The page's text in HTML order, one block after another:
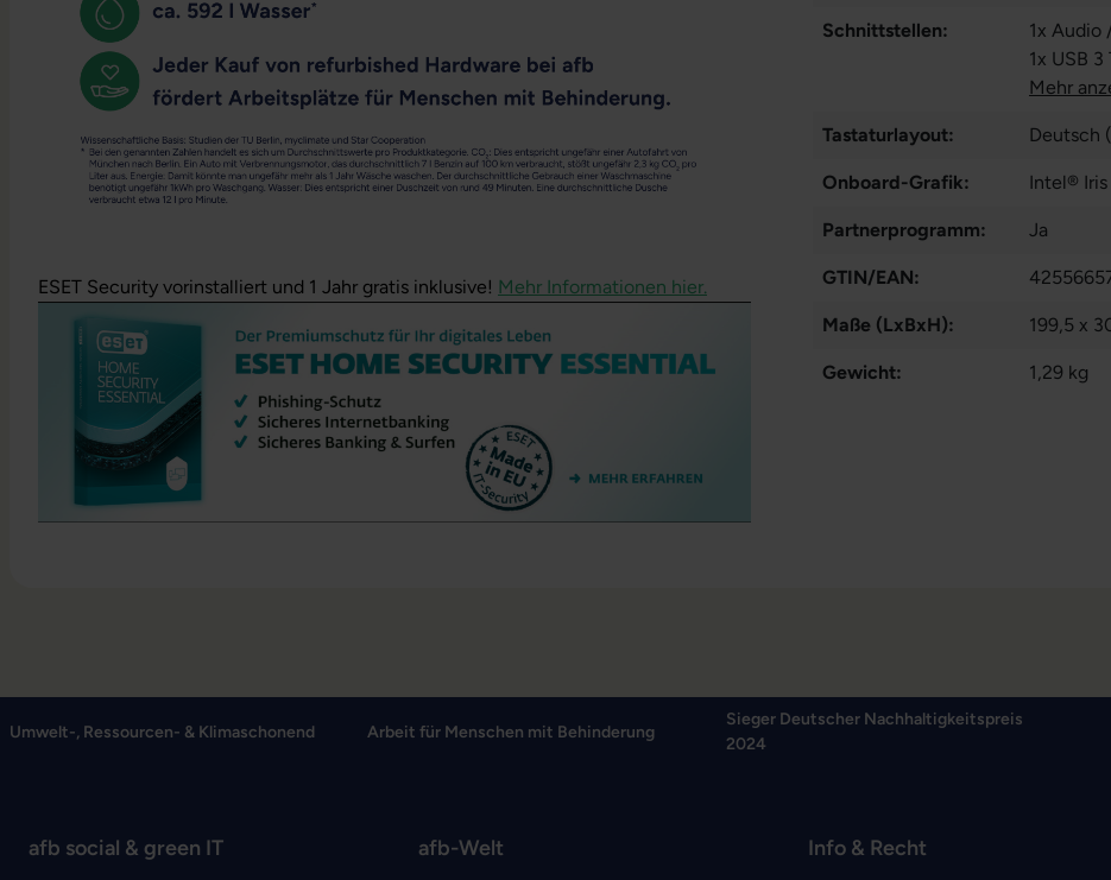
ESET Security vorinstalliert und 1 Jahr gratis inklusive! Mehr Informationen hier.
Schnittstellen: 1x Audio
1x USB 3
Mehr
Tastaturlayout: Deutsch
Onboard-Grafik: Intel®
Partnerprogramm: Ja
GTIN/EAN:
Maße (LxBxH): 199,5 x
Gewicht: 1,29 kg
Umwelt-, Ressourcen- & Klimaschonend Arbeit für Menschen mit Behinderung
Sieger Deutscher Nachhaltigkeitspreis
2024
afb social & green IT afb-Welt Info & Recht